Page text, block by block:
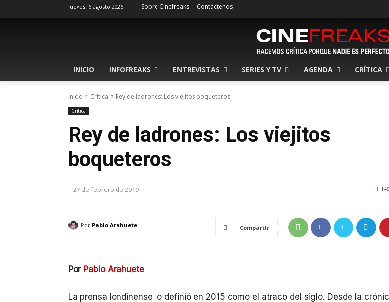
jueves, 6 agosto 2026 Sobre Cinefreaks Contáctenos
INICIO INFOFREAKS ENTREVISTAS SERIES Y TV AGENDA CRÍTICA
Inicio Crítica Rey de ladrones: Los viejitos boqueteros
Crítica
Rey de ladrones: Los viejitos
boqueteros
27 de febrero de 2019
Por Pablo Arahuete Compartir
Por Pablo Arahuete
La prensa londinense lo definió en 2015 como el atraco del siglo. Desde la